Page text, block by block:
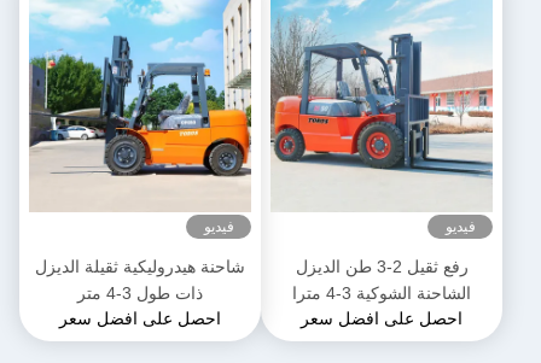
فيديو
رفع ثقيل 2-3 طن الديزل
الشاحنة الشوكية 3-4 مترا
الطول العام
احصل على افضل سعر
فيديو
شاحنة هيدروليكية ثقيلة الديزل
ذات طول 3-4 متر
احصل على افضل سعر